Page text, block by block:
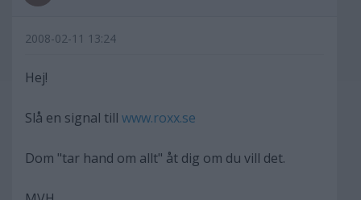
2008-02-11 13:24
Hej!
Slå en signal till www.roxx.se
Dom "tar hand om allt" åt dig om du vill det.